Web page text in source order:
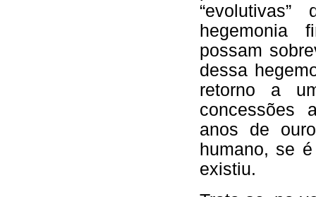
hegemonia
possam
dessa
retorno a
concessões
anos de
humano, se
existiu.